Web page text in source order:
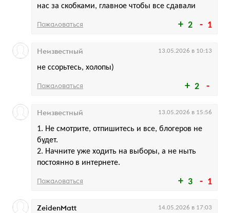
2 1
нас за скобками, главное чтобы все сдавали
Пожаловаться
2
не ссорьтесь, холопы)
Неизвестный 13.05.2026 в 10:13
Пожаловаться
3 1
1. Не смотрите, отпишитесь и все, блогеров не
будет.
2. Начните уже ходить на выборы, а не ныть
постоянно в интернете.
Неизвестный 13.05.2026 в 15:56
Пожаловаться
ZeidenMatt 14.05.2026 в 17:03